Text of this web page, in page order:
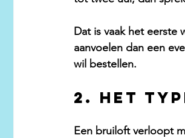
Dat is vaak het eerste
aanvoelen dan een
wil bestellen.
2. Het
Een bruiloft verloopt